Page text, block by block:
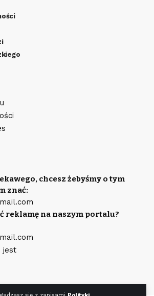
chcesz żebyśmy o tym
znać:
reklamę na naszym portalu?
jest